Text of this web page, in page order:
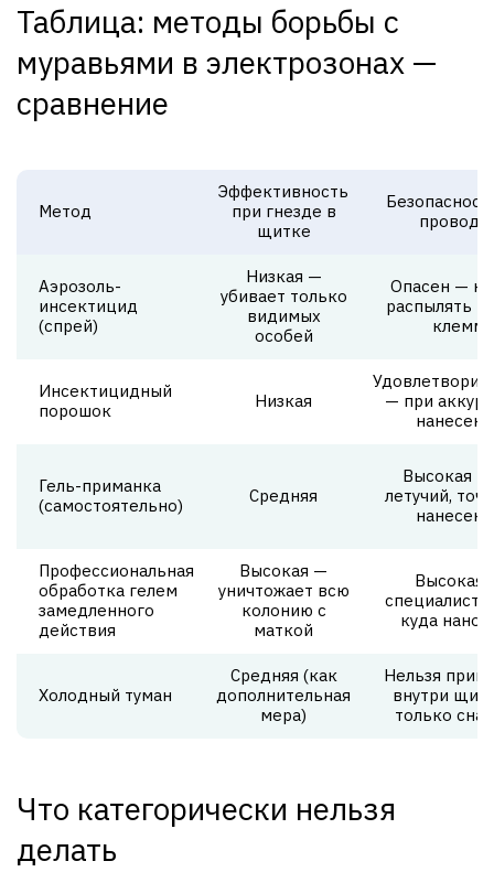
Таблица: методы борьбы с
муравьями в электрозонах —
сравнение
Метод
Эффективность
при гнезде в
щитке
Аэрозоль-
инсектицид
(спрей)
Низкая —
убивает только
видимых
особей
Опасен —
распылять
клемм
Инсектицидный
порошок
Низкая
— при
Гель-приманка
(самостоятельно)
Средняя
Высокая —
летучий,
Профессиональная
обработка гелем
замедленного
действия
Высокая —
уничтожает всю
колонию с
маткой
Высокая
специалист
куда
Холодный туман
Средняя (как
дополнительная
мера)
Нельзя
внутри
только
Что категорически нельзя
делать